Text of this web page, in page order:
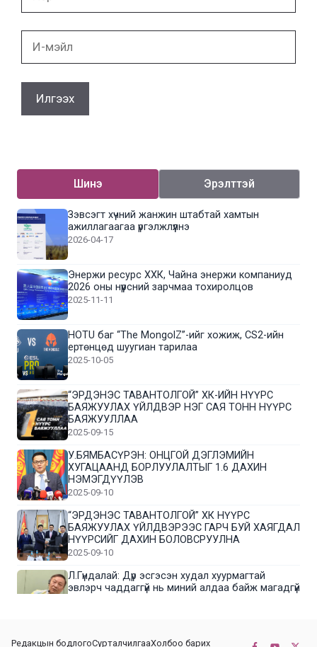
Шинэ Эрэлттэй
Зэвсэгт хүчний жанжин штабтай хамтын
ажиллагаагаа үргэлжлүүлнэ
2026-04-17
Энержи ресурс ХХК, Чайна энержи компаниуд
2026 оны нүүрсний зарчмаа тохиролцов
2025-11-11
HOTU баг “The MongolZ”-ийг хожиж, CS2-ийн
ертөнцөд шуугиан тарилаа
2025-10-05
“ЭРДЭНЭС ТАВАНТОЛГОЙ” ХК-ИЙН НҮҮРС
БАЯЖУУЛАХ ҮЙЛДВЭР НЭГ САЯ ТОНН НҮҮРС
БАЯЖУУЛЛАА
2025-09-15
У.БЯМБАСҮРЭН: ОНЦГОЙ ДЭГЛЭМИЙН
ХУГАЦААНД БОРЛУУЛАЛТЫГ 1.6 ДАХИН
НЭМЭГДҮҮЛЭВ
2025-09-10
“ЭРДЭНЭС ТАВАНТОЛГОЙ” ХК НҮҮРС
БАЯЖУУЛАХ ҮЙЛДВЭРЭЭС ГАРЧ БУЙ ХАЯГДАЛ
НҮҮРСИЙГ ДАХИН БОЛОВСРУУЛНА
2025-09-10
Л.Гүндалай: Дүр эсгэсэн худал хуурмагтай
эвлэрч чаддаггүй нь миний алдаа байж магадгүй
Редакцын бодлогоСурталчилгааХолбоо барих